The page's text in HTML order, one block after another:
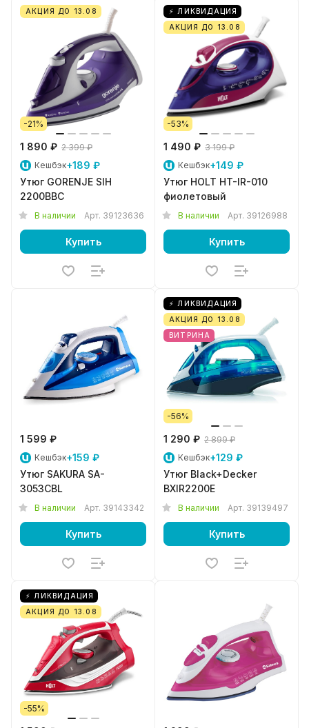
АКЦИЯ ДО 13.08
-21%
1 890 ₽ 2 399 ₽
Кешбэк+189 ₽
Утюг GORENJE SIH
2200BBC
В наличии Арт. 39123636
Купить
⚡ ЛИКВИДАЦИЯ
АКЦИЯ ДО 13.08
-53%
1 490 ₽ 3 199 ₽
Кешбэк+149 ₽
Утюг HOLT HT-IR-010
фиолетовый
В наличии Арт. 39126988
Купить
1 599 ₽
Кешбэк+159 ₽
Утюг SAKURA SA-
3053CBL
В наличии Арт. 39143342
Купить
⚡ ЛИКВИДАЦИЯ
АКЦИЯ ДО 13.08
ВИТРИНА
-56%
1 290 ₽ 2 899 ₽
Кешбэк+129 ₽
Утюг Black+Decker
BXIR2200E
В наличии Арт. 39139497
Купить
⚡ ЛИКВИДАЦИЯ
АКЦИЯ ДО 13.08
-55%